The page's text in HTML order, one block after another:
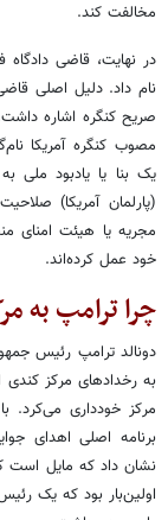
مخالفت کند.
در نهایت، قاضی دادگاه
نام داد. دلیل اصلی
مصوب کنگره آمریکا
یک بنا یا یادبود ملی
(پارلمان آمریکا)
مجریه یا هیئت امنای
خود عمل کرده‌اند.
چرا ترامپ به
دونالد ترامپ رئیس
به رخدادهای مرکز
برنامه اصلی اهدای
نشان داد که مایل است
اولین‌بار بود که یک